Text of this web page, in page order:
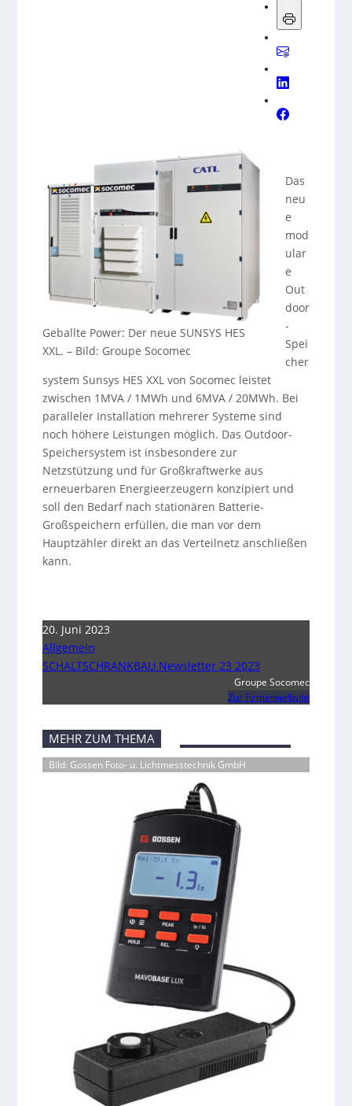
Geballte Power: Der neue SUNSYS HES
XXL. – Bild: Groupe Socomec
Das
neu
e
mod
ular
e
Out
door
-
Spei
cher
system Sunsys HES XXL von Socomec leistet
zwischen 1MVA / 1MWh und 6MVA / 20MWh. Bei
paralleler Installation mehrerer Systeme sind
noch höhere Leistungen möglich. Das Outdoor-
Speichersystem ist insbesondere zur
Netzstützung und für Großkraftwerke aus
erneuerbaren Energieerzeugern konzipiert und
soll den Bedarf nach stationären Batterie-
Großspeichern erfüllen, die man vor dem
Hauptzähler direkt an das Verteilnetz anschließen
kann.
20. Juni 2023
Allgemein
SCHALTSCHRANKBAU Newsletter 23 2023
Groupe Socomec
Zur Firmenwebsite
MEHR ZUM THEMA
Bild: Gossen Foto- u. Lichtmesstechnik GmbH